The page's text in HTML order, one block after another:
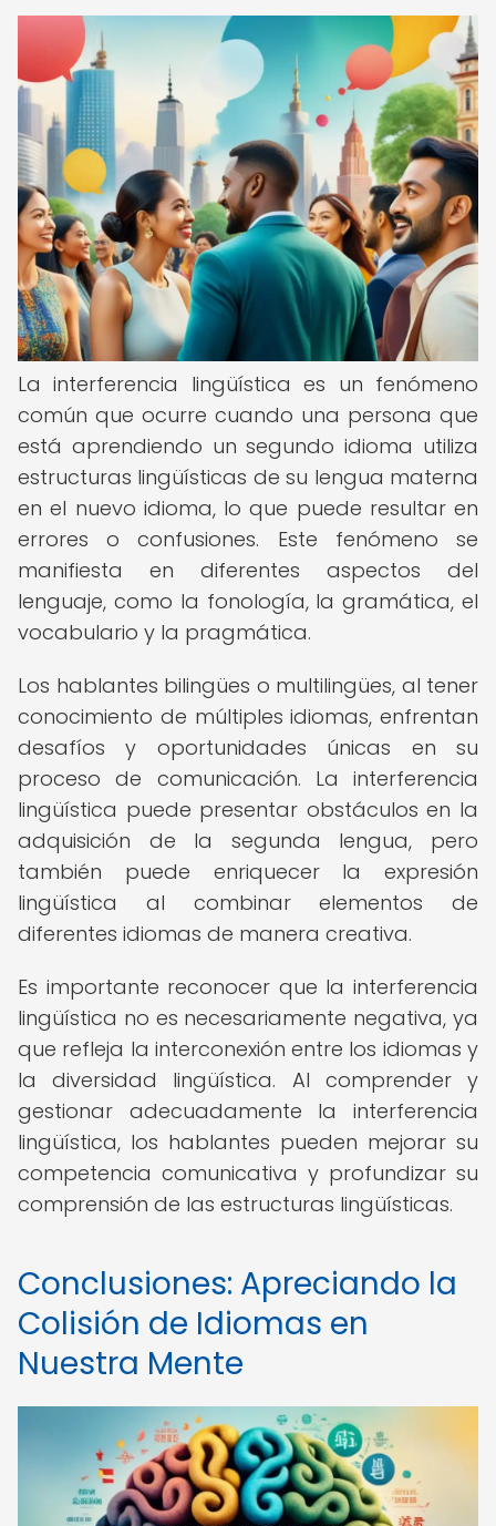
La interferencia lingüística es un fenómeno
común que ocurre cuando una persona que
está aprendiendo un segundo idioma utiliza
estructuras lingüísticas de su lengua materna
en el nuevo idioma, lo que puede resultar en
errores o confusiones. Este fenómeno se
manifiesta en diferentes aspectos del
lenguaje, como la fonología, la gramática, el
vocabulario y la pragmática.
Los hablantes bilingües o multilingües, al tener
conocimiento de múltiples idiomas, enfrentan
desafíos y oportunidades únicas en su
proceso de comunicación. La interferencia
lingüística puede presentar obstáculos en la
adquisición de la segunda lengua, pero
también puede enriquecer la expresión
lingüística al combinar elementos de
diferentes idiomas de manera creativa.
Es importante reconocer que la interferencia
lingüística no es necesariamente negativa, ya
que refleja la interconexión entre los idiomas y
la diversidad lingüística. Al comprender y
gestionar adecuadamente la interferencia
lingüística, los hablantes pueden mejorar su
competencia comunicativa y profundizar su
comprensión de las estructuras lingüísticas.
Conclusiones: Apreciando la
Colisión de Idiomas en
Nuestra Mente